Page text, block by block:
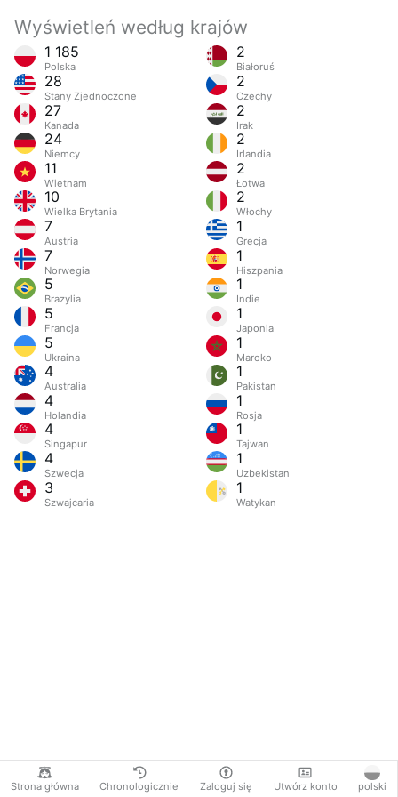
Strona główna Chronologicznie Zaloguj się Utwórz konto polski
Wyświetleń według krajów
1 185
Polska
28
Stany Zjednoczone
27
Kanada
24
Niemcy
11
Wietnam
10
Wielka Brytania
7
Austria
7
Norwegia
5
Brazylia
5
Francja
5
Ukraina
4
Australia
4
Holandia
4
Singapur
4
Szwecja
3
Szwajcaria
2
Białoruś
2
Czechy
2
Irak
2
Irlandia
2
Łotwa
2
Włochy
1
Grecja
1
Hiszpania
1
Indie
1
Japonia
1
Maroko
1
Pakistan
1
Rosja
1
Tajwan
1
Uzbekistan
1
Watykan